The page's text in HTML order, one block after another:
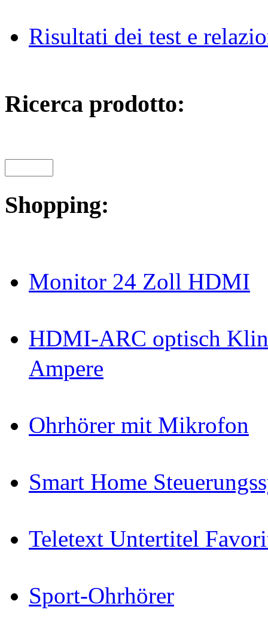
Risultati dei test e
Ricerca prodotto:
Shopping:
Monitor 24 Zoll HDMI
HDMI-ARC optisch
Ampere
Ohrhörer mit Mikrofon
Smart Home
Teletext Untertitel
Sport-Ohrhörer